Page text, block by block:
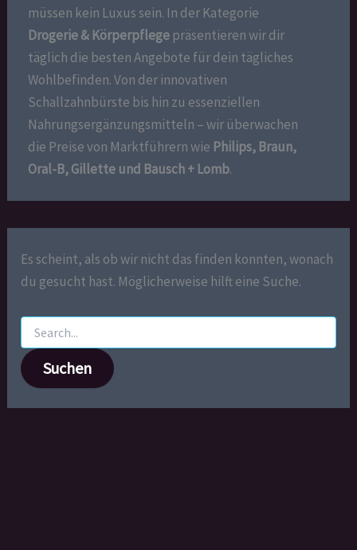
müssen kein Luxus sein. In der Kategorie
Drogerie & Körperpflegepräsentieren wir dir
täglich die besten Angebote für dein tägliches
Wohlbefinden. Von der innovativen
Schallzahnbürste bis hin zu essenziellen
Nahrungsergänzungsmitteln – wir überwachen
die Preise von Marktführern wie Philips, Braun,
Oral-B, Gillette und Bausch + Lomb.
Es scheint, als ob wir nicht das finden konnten, wonach
du gesucht hast. Möglicherweise hilft eine Suche.
Suchen
nach: